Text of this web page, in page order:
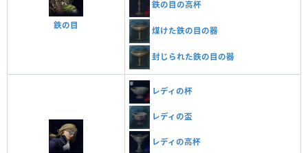
鉄の目
鉄の目の高杯
煤けた鉄の目の器
封じられた鉄の目の器
レディの杯
レディの盃
レディの高杯